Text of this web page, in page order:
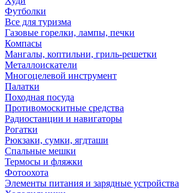
Футболки
Все для туризма
Газовые горелки, лампы, печки
Компасы
Мангалы, коптильни, гриль-решетки
Металлоискатели
Многоцелевой инструмент
Палатки
Походная посуда
Противомоскитные средства
Радиостанции и навигаторы
Рогатки
Рюкзаки, сумки, ягдташи
Спальные мешки
Термосы и фляжки
Фотоохота
Элементы питания и зарядные устройства